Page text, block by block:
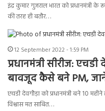
इंद्र कुमार गुजराल भारत को
की तरह ही बतौर…
12 September 2022 - 1:59 PM
प्रधानमंत्री सीरीज:
बावजूद कैसे बने PM,
एचडी देवगौड़ा को प्रधानमंत्री बने 10
विश्वास मत साबित…